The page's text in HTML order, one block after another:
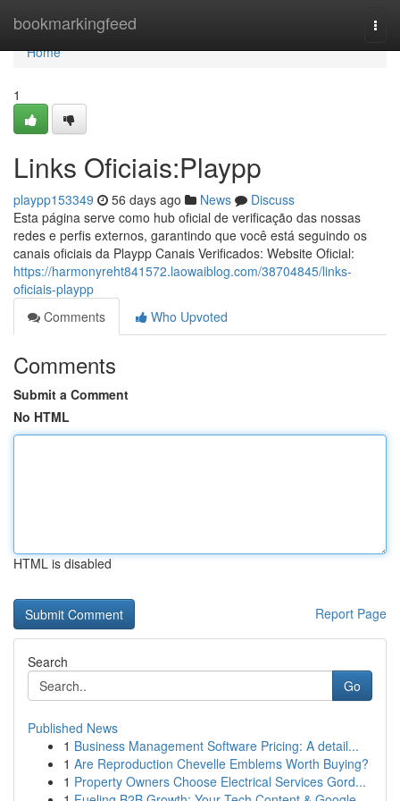
bookmarkingfeed
Home
Home
1
Links Oficiais:Playpp
playpp153349 56 days ago News
Discuss
Esta página serve como hub oficial de verificação das nossas
redes e perfis externos, garantindo que você está seguindo os
canais oficiais da Playpp Canais Verificados: Website Oficial:
https://harmonyreht841572.laowaiblog.com/38704845/links-
oficiais-playpp
Comments
Who Upvoted
Comments
Submit a Comment
No HTML
HTML is disabled
Report Page
Search
Go
Published News
1 Business Management Software Pricing: A detail...
1 Are Reproduction Chevelle Emblems Worth Buying?
1 Property Owners Choose Electrical Services Gord...